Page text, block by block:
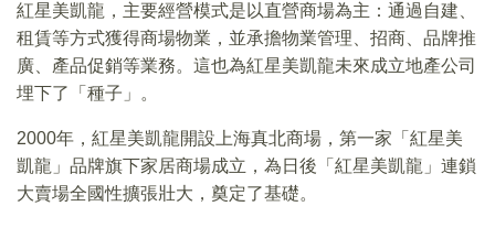
紅星美凱龍，主要經營模式是以直營商場為主：通過自建、
租賃等方式獲得商場物業，並承擔物業管理、招商、品牌推
廣、產品促銷等業務。這也為紅星美凱龍未來成立地產公司
埋下了「種子」。
2000年，紅星美凱龍開設上海真北商場，第一家「紅星美
凱龍」品牌旗下家居商場成立，為日後「紅星美凱龍」連鎖
大賣場全國性擴張壯大，奠定了基礎。